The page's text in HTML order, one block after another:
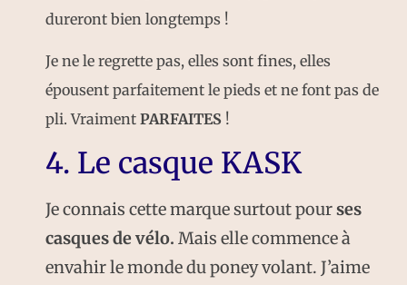
dureront bien longtemps !
Je ne le regrette pas, elles sont fines, elles
épousent parfaitement le pieds et ne font pas de
pli. Vraiment PARFAITES !
4. Le casque KASK
Je connais cette marque surtout pourses
casques de vélo. Mais elle commence à
envahir le monde du poney volant. J’aime